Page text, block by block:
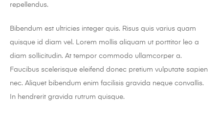
repellendus.
Bibendum est ultricies integer quis. Risus quis varius quam
quisque id diam vel. Lorem mollis aliquam ut porttitor leo a
diam sollicitudin. At tempor commodo ullamcorper a.
Faucibus scelerisque eleifend donec pretium vulputate sapien
nec. Aliquet bibendum enim facilisis gravida neque convallis.
In hendrerit gravida rutrum quisque.